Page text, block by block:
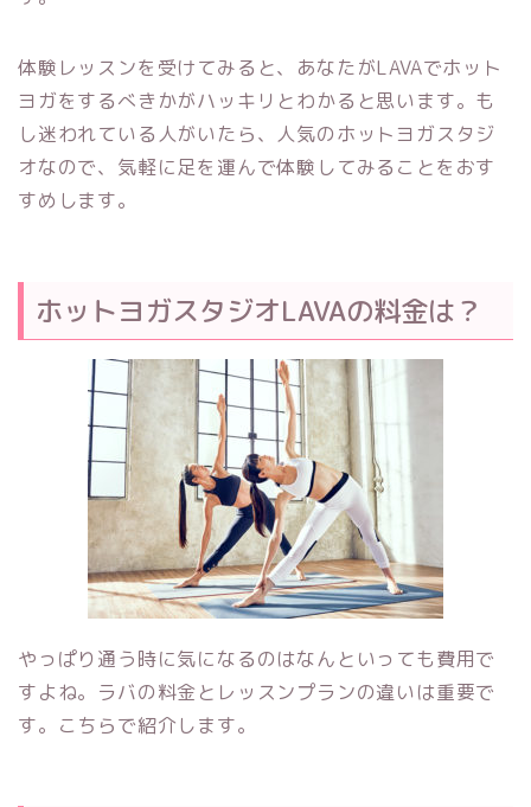
体験レッスンを受けてみると、あなたがLAVAでホット
ヨガをするべきかがハッキリとわかると思います。も
し迷われている人がいたら、人気のホットヨガスタジ
オなので、気軽に足を運んで体験してみることをおす
すめします。
ホットヨガスタジオLAVAの料金は？
やっぱり通う時に気になるのはなんといっても費用で
すよね。ラバの料金とレッスンプランの違いは重要で
す。こちらで紹介します。